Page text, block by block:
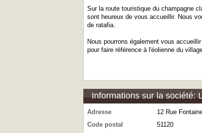
Sur la route touristique du champagne
sont heureux de vous accueillir. Nous
de ratafia.
Nous pourrons également vous
pour faire référence à l'éolienne du
Informations sur la société:
Adresse
12 Rue
Code postal
51120